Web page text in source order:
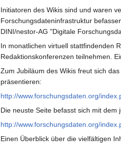
Initiatoren des Wikis sind und waren
Forschungsdateninfrastruktur
DINI/nestor-AG "Digitale
In monatlichen virtuell stattfindenden
Redaktionskonferenzen teilnehmen.
Zum Jubiläum des Wikis freut sich
präsentieren:
http://www.forschungsdaten.org/
Die neuste Seite befasst sich mit
http://www.forschungsdaten.org/
Einen Überblick über die vielfältigen